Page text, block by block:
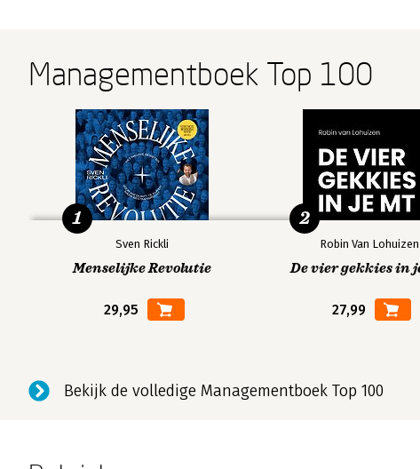
Managementboek Top 100
Sven Rickli
Menselijke Revolutie
29,95
1
Robin Van Lohuizen
De vier gekkies in
27,99
2
Bekijk de volledige Managementboek Top 100